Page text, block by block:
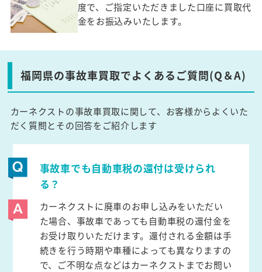
度で、ご指定いただきました口座に買取代
金をお振込みいたします。
福岡県の事故車買取でよくあるご質問(Q＆A)
カーネクストの事故車買取に関して、お客様からよくいた
だく質問とその回答をご紹介します
事故車でも自動車税の還付は受けられ
る？
カーネクストに廃車のお申し込みをいただい
た場合、事故車であっても自動車税の還付金を
お受け取りいただけます。還付される金額は手
続きを行う時期や車種によっても異なりますの
で、ご不明な点などはカーネクストまでお問い